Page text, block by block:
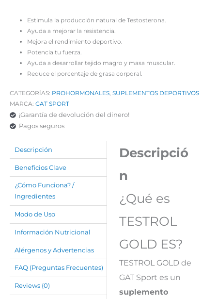
Estimula la producción natural de Testosterona.
Ayuda a mejorar la resistencia.
Mejora el rendimiento deportivo.
Potencia tu fuerza.
Ayuda a desarrollar tejido magro y masa muscular.
Reduce el porcentaje de grasa corporal.
CATEGORÍAS: PROHORMONALES, SUPLEMENTOS DEPORTIVOS
MARCA: GAT SPORT
¡Garantía de devolución del dinero!
Pagos seguros
Descripción
Beneficios Clave
¿Cómo Funciona? /
Ingredientes
Modo de Uso
Información Nutricional
Alérgenos y Advertencias
FAQ (Preguntas Frecuentes)
Reviews (0)
Descripció
n
¿Qué es
TESTROL
GOLD ES?
TESTROL GOLD de
GAT Sport es un
suplemento